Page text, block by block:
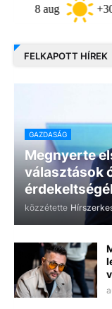
+30°C
FELKAPOTT HÍREK
GAZDASÁG
Megnyerte
választások
közzétette